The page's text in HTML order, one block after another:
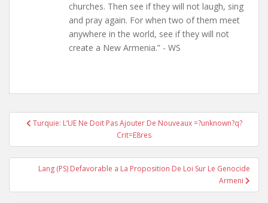
churches. Then see if they will not laugh, sing
and pray again. For when two of them meet
anywhere in the world, see if they will not
create a New Armenia.” - WS
PostTurquie: L’UE Ne Doit Pas Ajouter De Nouveaux =?unknown?q?
Crit=E8res
Lang (PS) Defavorable a La Proposition De Loi Sur Le Genocide
Armeni